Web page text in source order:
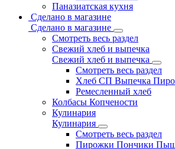
Паназиатская кухня
Сделано в магазине
Сделано в магазине
Смотреть весь раздел
Свежий хлеб и выпечка
Свежий хлеб и выпечка
Смотреть весь раздел
Хлеб СП Выпечка
Ремесленный хлеб
Колбасы Копчености
Кулинария
Кулинария
Смотреть весь раздел
Пирожки Пончики